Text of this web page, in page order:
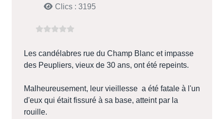
Clics : 3195
Les candélabres rue du Champ Blanc et impasse
des Peupliers, vieux de 30 ans, ont été repeints.
Malheureusement, leur vieillesse a été fatale à l'un
d'eux qui était fissuré à sa base, atteint par la
rouille.